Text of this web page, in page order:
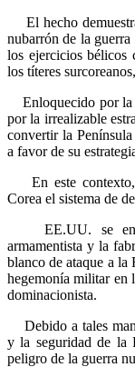
El hecho
nubarrón de la
los ejercicios bélicos
los títeres
Enloquecido por la
por la irrealizable
convertir la
a favor de su
En este contexto,
Corea el sistema de
EE.UU. se
armamentista y la
blanco de ataque a
hegemonía militar en
dominacionista.
Debido a tales
y la seguridad de la
peligro de la guerra